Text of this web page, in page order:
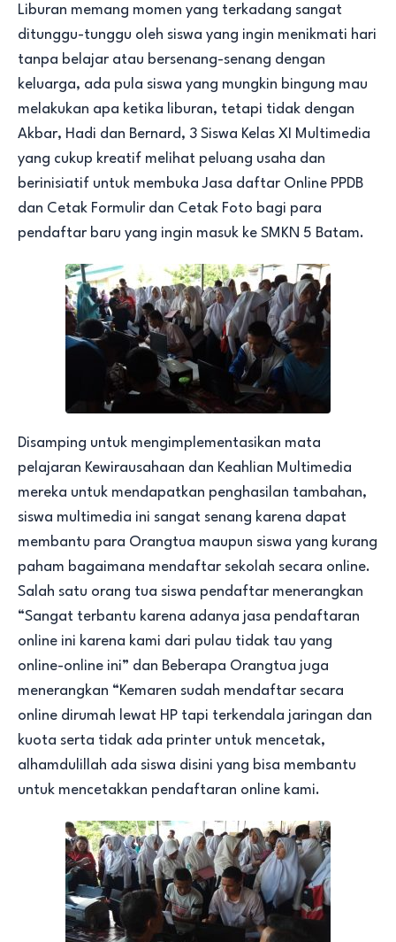
Liburan memang momen yang terkadang sangat
ditunggu-tunggu oleh siswa yang ingin menikmati hari
tanpa belajar atau bersenang-senang dengan
keluarga, ada pula siswa yang mungkin bingung mau
melakukan apa ketika liburan, tetapi tidak dengan
Akbar, Hadi dan Bernard, 3 Siswa Kelas XI Multimedia
yang cukup kreatif melihat peluang usaha dan
berinisiatif untuk membuka Jasa daftar Online PPDB
dan Cetak Formulir dan Cetak Foto bagi para
pendaftar baru yang ingin masuk ke SMKN 5 Batam.
Disamping untuk mengimplementasikan mata
pelajaran Kewirausahaan dan Keahlian Multimedia
mereka untuk mendapatkan penghasilan tambahan,
siswa multimedia ini sangat senang karena dapat
membantu para Orangtua maupun siswa yang kurang
paham bagaimana mendaftar sekolah secara online.
Salah satu orang tua siswa pendaftar menerangkan
“Sangat terbantu karena adanya jasa pendaftaran
online ini karena kami dari pulau tidak tau yang
online-online ini” dan Beberapa Orangtua juga
menerangkan “Kemaren sudah mendaftar secara
online dirumah lewat HP tapi terkendala jaringan dan
kuota serta tidak ada printer untuk mencetak,
alhamdulillah ada siswa disini yang bisa membantu
untuk mencetakkan pendaftaran online kami.